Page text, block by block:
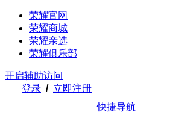
荣耀官网
荣耀商城
荣耀亲选
荣耀俱乐部
开启辅助访问
登录 / 立即注册
快捷导航